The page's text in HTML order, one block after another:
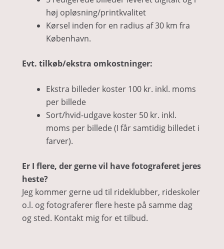
høj opløsning/printkvalitet
Kørsel inden for en radius af 30 km fra
København.
Evt. tilkøb/ekstra omkostninger:
Ekstra billeder koster 100 kr. inkl. moms
per billede
Sort/hvid-udgave koster 50 kr. inkl.
moms per billede (I får samtidig billedet i
farver).
Er I flere, der gerne vil have fotograferet jeres
heste?
Jeg kommer gerne ud til rideklubber, rideskoler
o.l. og fotograferer flere heste på samme dag
og sted. Kontakt mig for et tilbud.